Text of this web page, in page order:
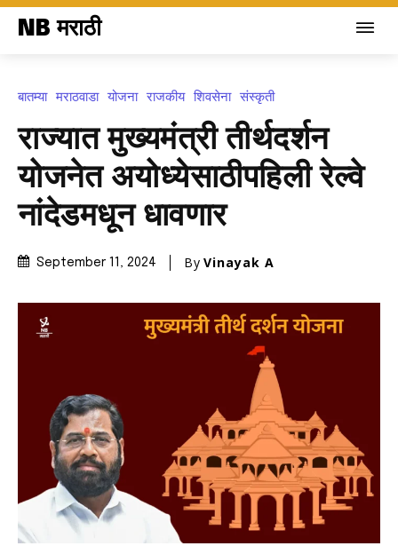
NB मराठी
बातम्या मराठवाडा योजना राजकीय शिवसेना संस्कृती
राज्यात मुख्यमंत्री तीर्थदर्शन
योजनेत अयोध्येसाठीपहिली रेल्वे
नांदेडमधून धावणार
September 11, 2024 By Vinayak A